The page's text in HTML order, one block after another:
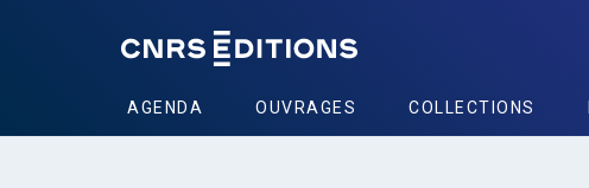
AGENDA OUVRAGES COLLECTIONS